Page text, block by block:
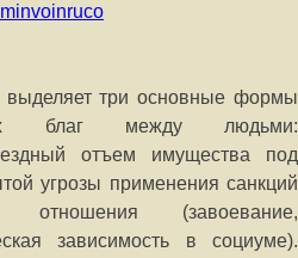
выделяет три основные формы
благ между людьми:
отъем имущества под
угрозы применения санкций
отношения (завоевание,
зависимость в социуме).